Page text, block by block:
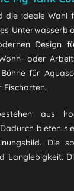
die ideale Wahl
Design
oder
für
Fischarten.
aus
bieten
Die
Langlebigkeit.